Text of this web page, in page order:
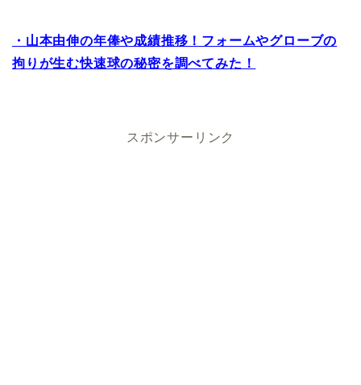
・山本由伸の年俸や成績推移！フォームやグローブの
拘りが生む快速球の秘密を調べてみた！
スポンサーリンク